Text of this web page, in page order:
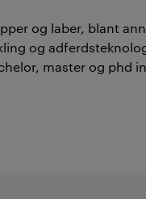
og laber, blant
og
master og phd